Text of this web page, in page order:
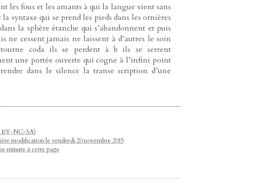
les fous et les amants à qui la langue vient sans
syntaxe qui se prend les pieds dans les ornières
la sphère étanche qui s’abandonnent et puis
ne cessent jamais ne laissent à d’autres le soin
coda ils se perdent à b ils se serrent
une portée ouverte qui cogne à l’infini point
dans le silence la transe scription d’une
BY-NC-SA)
modification le vendredi 20 novembre 2015
minute à cette page